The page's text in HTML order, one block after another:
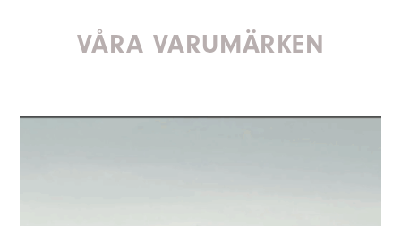
VÅRA VARUMÄRKEN